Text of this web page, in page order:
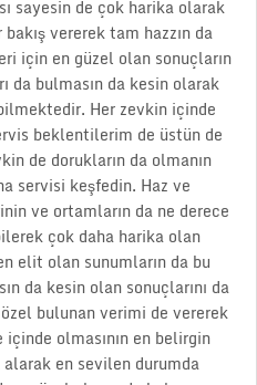
sayesin de çok harika olarak
vererek tam hazzın da
için en güzel olan sonuçların
da bulmasın da kesin olarak
Her zevkin içinde
beklentilerim de üstün de
de dorukların da olmanın
servisi keşfedin. Haz ve
ve ortamların da ne derece
çok daha harika olan
elit olan sunumların da bu
da kesin olan sonuçlarını da
bulunan verimi de vererek
içinde olmasının en belirgin
alarak en sevilen durumda